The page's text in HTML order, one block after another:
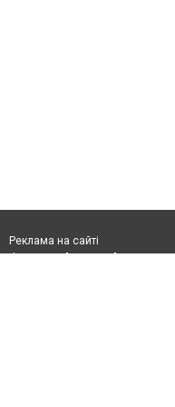
Реклама на сайті
Франшиза "CitySites"